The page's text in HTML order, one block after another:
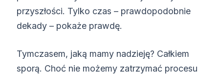
przyszłości. Tylko czas – prawdopodobnie
dekady – pokaże prawdę.
Tymczasem, jaką mamy nadzieję? Całkiem
sporą. Choć nie możemy zatrzymać procesu